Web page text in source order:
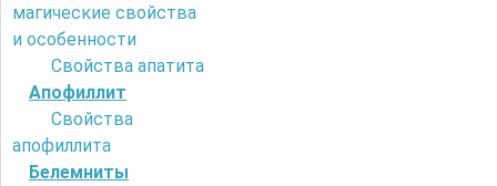
магические свойства
и особенности
Свойства апатита
Апофиллит
Свойства
апофиллита
Белемниты